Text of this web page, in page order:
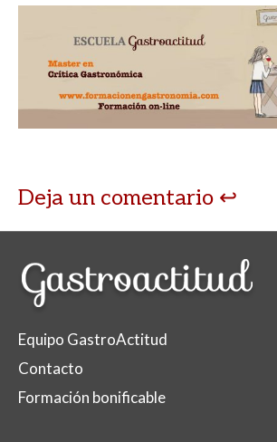
Deja un comentario
Equipo GastroActitud
Contacto
Formación bonificable